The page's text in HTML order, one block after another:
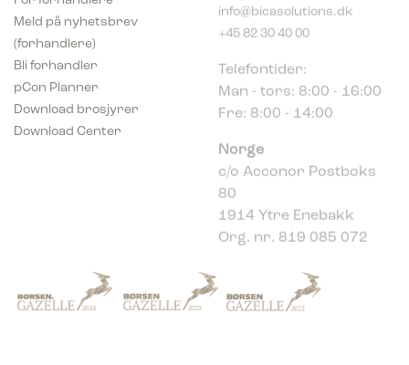
(forhandlere)
Bli forhandler
Download brosjyrer
Download Center
+45 82 30 40 00
Man - tors: 8:00 - 16:00
Fre: 8:00 - 14:00
c/o Acconor Postboks
80
1914 Ytre Enebakk
Org. nr. 819 085 072